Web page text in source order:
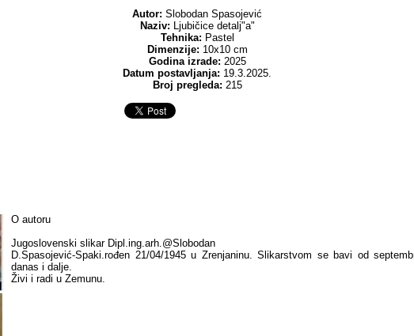
Autor: Slobodan Spasojević
Naziv: Ljubičice detalj"a"
Tehnika: Pastel
Dimenzije: 10x10 cm
Godina izrade: 2025
Datum postavljanja: 19.3.2025.
Broj pregleda: 215
O autoru
Jugoslovenski slikar Dipl.ing.arh.@Slobodan
D.Spasojević-Spaki.rođen 21/04/1945 u Zrenjaninu. Slikarstvom se bavi od
danas i dalje.
Živi i radi u Zemunu.